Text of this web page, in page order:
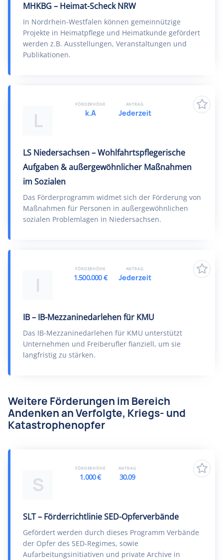
MHKBG – Heimat-Scheck NRW
In Nordrhein-Westfalen können gemeinnützige
Projekte in Heimatpflege und Heimatkunde gefördert
werden z.B. Ausstellungen, Veranstaltungen und
Publikationen.
L
LS Niedersachsen – Wohlfahrtspflegerische
Aufgaben & außergewöhnlicher Maßnahmen
im Sozialen
Das Förderprogramm widmet sich der Förderung von
Maßnahmen für Personen in außergewöhnlichen
sozialen Problemlagen in Niedersachsen.
FÖRDERHÖHE
k.A
ANTRAG
Jederzeit
I
IB – IB-Mezzaninedarlehen für KMU
Das IB-Mezzaninedarlehen für KMU unterstützt
Unternehmen und Freiberufler fianziell, um sie
langfristig zu stärken.
FÖRDERHÖHE
1.500.000 €
ANTRAG
Jederzeit
Weitere Förderungen im Bereich
Andenken an Verfolgte, Kriegs- und
Katastrophenopfer
S
SLT – Förderrichtlinie SED-Opferverbände
Gefördert werden durch dieses Programm Verbände
der Opfer des SED-Regimes, sowie
Aufarbeitungsinitiativen und private Archive in
FÖRDERHÖHE
1.000 €
ANTRAG
30.09